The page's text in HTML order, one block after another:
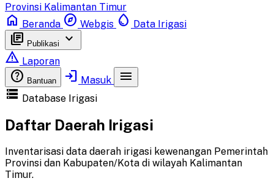
Provinsi Kalimantan Timur
home Beranda explore Webgis water_drop Data Irigasi
library_books Publikasi
keyboard_arrow_down
report_problem Laporan
help Bantuan login Masuk
menu
storage Database Irigasi
Daftar Daerah Irigasi
Inventarisasi data daerah irigasi kewenangan Pemerintah
Provinsi dan Kabupaten/Kota di wilayah Kalimantan
Timur.